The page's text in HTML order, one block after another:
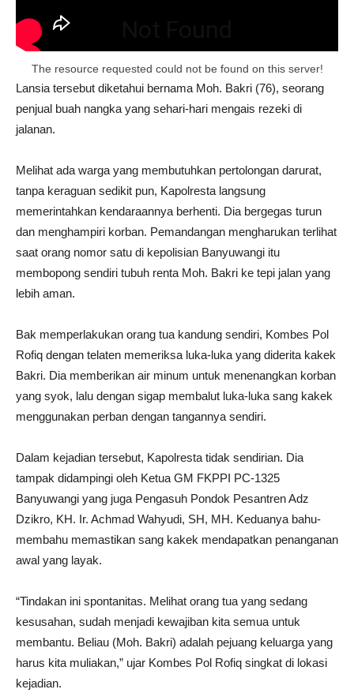
Lansia tersebut diketahui bernama Moh. Bakri (76), seorang
penjual buah nangka yang sehari-hari mengais rezeki di
jalanan.
Melihat ada warga yang membutuhkan pertolongan darurat,
tanpa keraguan sedikit pun, Kapolresta langsung
memerintahkan kendaraannya berhenti. Dia bergegas turun
dan menghampiri korban. Pemandangan mengharukan terlihat
saat orang nomor satu di kepolisian Banyuwangi itu
membopong sendiri tubuh renta Moh. Bakri ke tepi jalan yang
lebih aman.
Bak memperlakukan orang tua kandung sendiri, Kombes Pol
Rofiq dengan telaten memeriksa luka-luka yang diderita kakek
Bakri. Dia memberikan air minum untuk menenangkan korban
yang syok, lalu dengan sigap membalut luka-luka sang kakek
menggunakan perban dengan tangannya sendiri.
Dalam kejadian tersebut, Kapolresta tidak sendirian. Dia
tampak didampingi oleh Ketua GM FKPPI PC-1325
Banyuwangi yang juga Pengasuh Pondok Pesantren Adz
Dzikro, KH. Ir. Achmad Wahyudi, SH, MH. Keduanya bahu-
membahu memastikan sang kakek mendapatkan penanganan
awal yang layak.
“Tindakan ini spontanitas. Melihat orang tua yang sedang
kesusahan, sudah menjadi kewajiban kita semua untuk
membantu. Beliau (Moh. Bakri) adalah pejuang keluarga yang
harus kita muliakan,” ujar Kombes Pol Rofiq singkat di lokasi
kejadian.
The resource requested could not be found on this server!